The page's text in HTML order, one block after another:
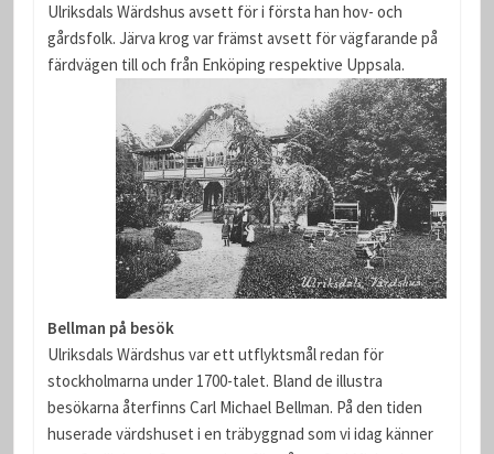
Ulriksdals Wärdshus avsett för i första han hov- och
gårdsfolk. Järva krog var främst avsett för vägfarande på
färdvägen till och från Enköping respektive Uppsala.
Bellman på besök
Ulriksdals Wärdshus var ett utflyktsmål redan för
stockholmarna under 1700-talet. Bland de illustra
besökarna återfinns Carl Michael Bellman. På den tiden
huserade värdshuset i en träbyggnad som vi idag känner